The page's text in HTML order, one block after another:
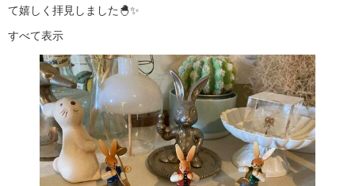
て嬉しく拝見しました🐣✨
すべて表示